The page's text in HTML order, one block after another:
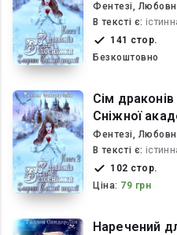
Фентезі,
В текcті є:
141 стор.
Безкоштовно
Сім
Сніжної
Фентезі,
В текcті є:
102 стор.
Ціна: 79 грн
Наречений